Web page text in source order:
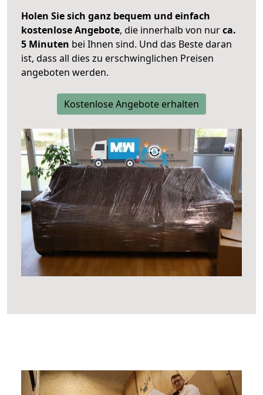
Holen Sie sich ganz bequem und einfach
kostenlose Angebote, die innerhalb von nurca.
5 Minuten bei Ihnen sind. Und das Beste daran
ist, dass all dies zu erschwinglichen Preisen
angeboten werden.
Kostenlose Angebote erhalten